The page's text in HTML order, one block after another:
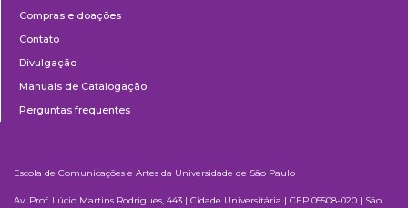
Compras e doações
Contato
Divulgação
Manuais de Catalogação
Perguntas frequentes
Escola de Comunicações e Artes da Universidade de São Paulo
Av. Prof. Lúcio Martins Rodrigues, 443 | Cidade Universitária | CEP 05508-020 | São